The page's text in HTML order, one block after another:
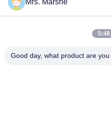
Contatto rapido
Room7E, bloccano A,
Longxiang, distretto di
Mrs. Marshe
5:48
Good day, what product are